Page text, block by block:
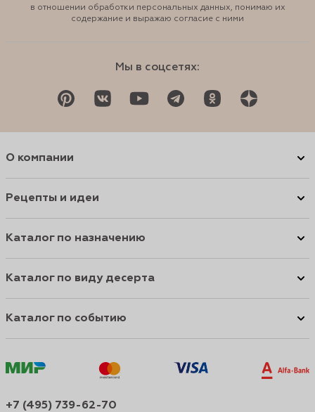
в отношении обработки персональных данных, понимаю их
содержание и выражаю согласие с ними
Мы в соцсетях:
О компании
Рецепты и идеи
Каталог по назначению
Каталог по виду десерта
Каталог по событию
+7 (495) 739-62-70